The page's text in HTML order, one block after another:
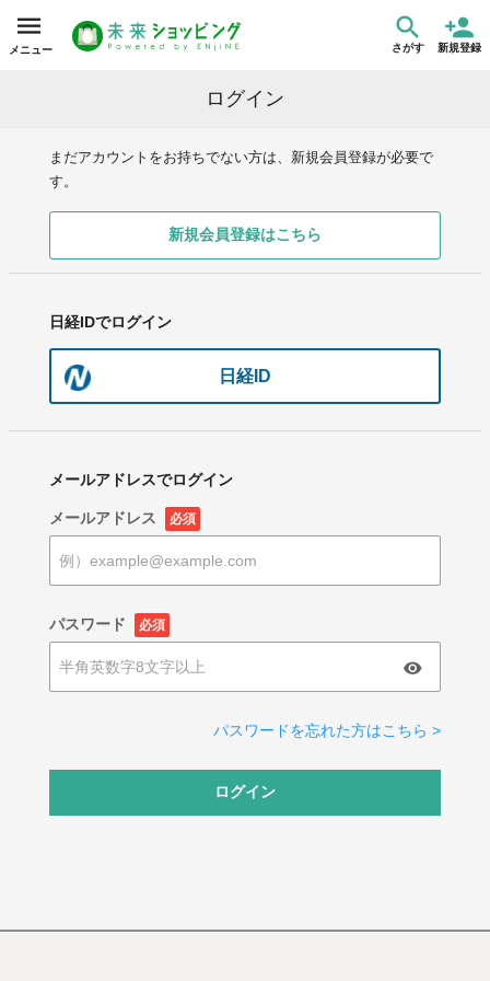
メニュー さがす 新規登録
ログイン
まだアカウントをお持ちでない方は、新規会員登録が必要で
す。
新規会員登録はこちら
日経IDでログイン
日経ID
メールアドレスでログイン
メールアドレス 必須
パスワード 必須
パスワードを忘れた方はこちら >
ログイン